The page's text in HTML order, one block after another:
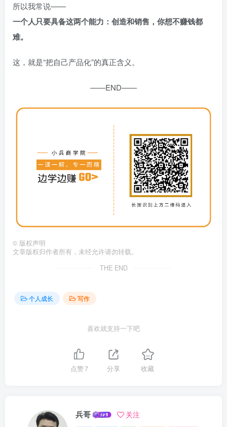
所以我常说——
一个人只要具备这两个能力：创造和销售，你想不赚钱都
难。
这，就是“把自己产品化”的真正含义。
——END——
© 版权声明
文章版权归作者所有，未经允许请勿转载。
THE END
个人成长 写作
喜欢就支持一下吧
点赞7 分享 收藏
兵哥 关注